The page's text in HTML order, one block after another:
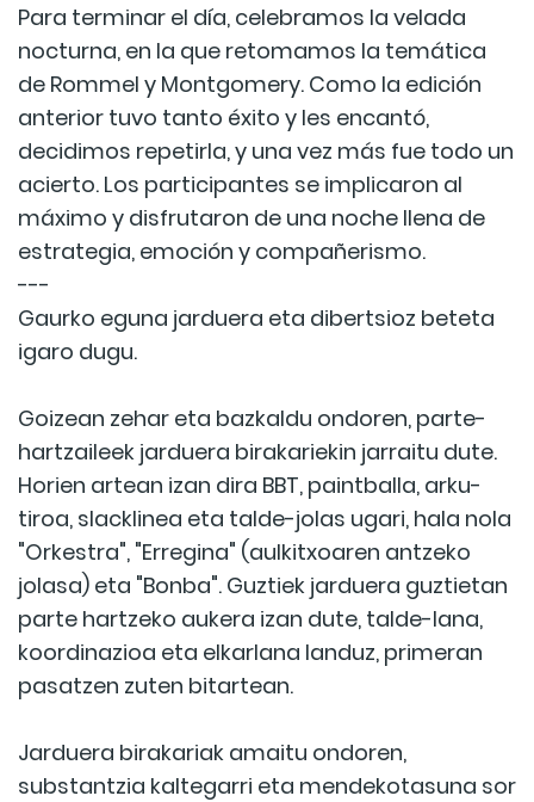
Para terminar el día, celebramos la velada
nocturna, en la que retomamos la temática
de Rommel y Montgomery. Como la edición
anterior tuvo tanto éxito y les encantó,
decidimos repetirla, y una vez más fue todo un
acierto. Los participantes se implicaron al
máximo y disfrutaron de una noche llena de
estrategia, emoción y compañerismo.
---
Gaurko eguna jarduera eta dibertsioz beteta
igaro dugu.
Goizean zehar eta bazkaldu ondoren, parte-
hartzaileek jarduera birakariekin jarraitu dute.
Horien artean izan dira BBT, paintballa, arku-
tiroa, slacklinea eta talde-jolas ugari, hala nola
"Orkestra", "Erregina" (aulkitxoaren antzeko
jolasa) eta "Bonba". Guztiek jarduera guztietan
parte hartzeko aukera izan dute, talde-lana,
koordinazioa eta elkarlana landuz, primeran
pasatzen zuten bitartean.
Jarduera birakariak amaitu ondoren,
substantzia kaltegarri eta mendekotasuna sor